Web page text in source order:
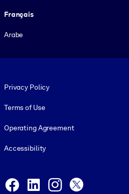
Français
Arabe
Privacy Policy
Terms of Use
Operating Agreement
Accessibility
Facebook
LinkedInInstagram